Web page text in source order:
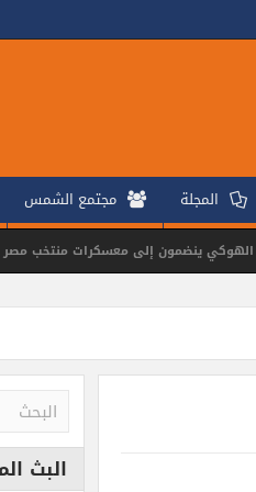
المجلة مجتمع الشمس
إلى معسكرات منتخب مصر لمواليد 2008
البث